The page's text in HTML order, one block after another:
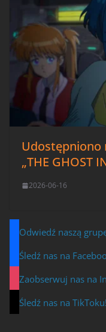
Udostępniono
„THE GHOST
2026-06-16
Odwiedź naszą
Śledź nas na
Zaobserwuj nas na
Śledź nas na TikToku!